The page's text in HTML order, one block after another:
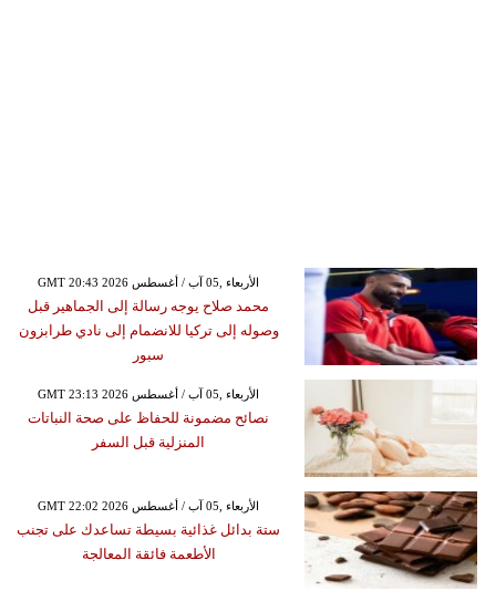
GMT 20:43 2026 الأربعاء ,05 آب / أغسطس
محمد صلاح يوجه رسالة إلى الجماهير قبل
وصوله إلى تركيا للانضمام إلى نادي طرابزون
سبور
GMT 23:13 2026 الأربعاء ,05 آب / أغسطس
نصائح مضمونة للحفاظ على صحة النباتات
المنزلية قبل السفر
GMT 22:02 2026 الأربعاء ,05 آب / أغسطس
ستة بدائل غذائية بسيطة تساعدك على تجنب
الأطعمة فائقة المعالجة